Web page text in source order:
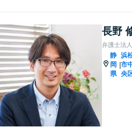
長野
弁護士法
静
岡
県
|
浜
市
央